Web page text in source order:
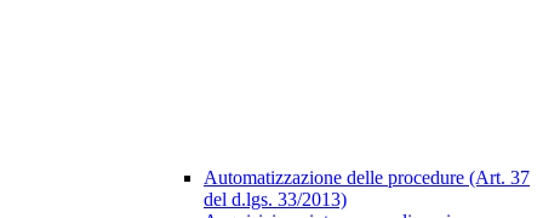
Automatizzazione delle procedure (Art. 37
del d.lgs. 33/2013)